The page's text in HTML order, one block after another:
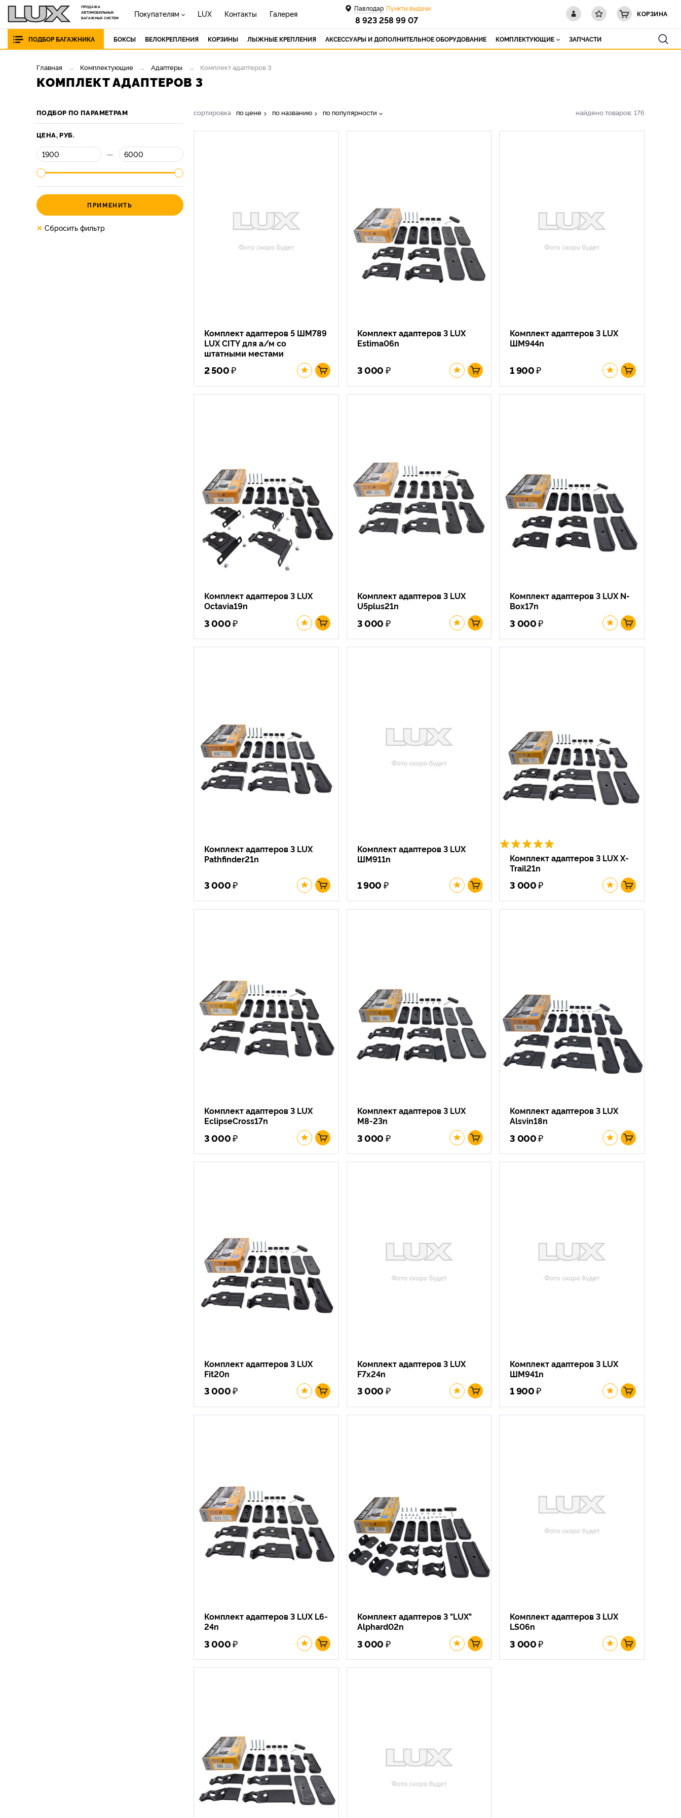
ПРОДАЖА
АВТОМОБИЛЬНЫХ
БАГАЖНЫХ СИСТЕМ
КОРЗИНА
Павлодар Пункты выдачи
8 923 258 99 07
Покупателям LUX Контакты Галерея
ПОДБОР БАГАЖНИКА БОКСЫ ВЕЛОКРЕПЛЕНИЯ КОРЗИНЫ ЛЫЖНЫЕ КРЕПЛЕНИЯ АКСЕССУАРЫ И ДОПОЛНИТЕЛЬНОЕ ОБОРУДОВАНИЕ КОМПЛЕКТУЮЩИЕ ЗАПЧАСТИ
Главная Комплектующие Адаптеры Комплект адаптеров 3
КОМПЛЕКТ АДАПТЕРОВ 3
ПОДБОР ПО ПАРАМЕТРАМ
ЦЕНА, РУБ.
—
ПРИМЕНИТЬ
× Сбросить фильтр
сортировка по цене по названию по популярности найдено товаров: 176
Комплект адаптеров 5 ШМ789
LUX CITY для а/м со
штатными местами
2 500₽
Комплект адаптеров 3 LUX
Estima06n
3 000 ₽
Комплект адаптеров 3 LUX
ШМ944n
1 900₽
Комплект адаптеров 3 LUX
Octavia19n
3 000₽
Комплект адаптеров 3 LUX
U5plus21n
3 000 ₽
Комплект адаптеров 3 LUX N-
Box17n
3 000₽
Комплект адаптеров 3 LUX
Pathfinder21n
3 000₽
Комплект адаптеров 3 LUX
ШМ911n
1 900 ₽
Комплект адаптеров 3 LUX X-
Trail21n
3 000₽
Комплект адаптеров 3 LUX
EclipseCross17n
3 000₽
Комплект адаптеров 3 LUX
M8-23n
3 000 ₽
Комплект адаптеров 3 LUX
Alsvin18n
3 000₽
Комплект адаптеров 3 LUX
Fit20n
3 000₽
Комплект адаптеров 3 LUX
F7x24n
3 000 ₽
Комплект адаптеров 3 LUX
ШМ941n
1 900₽
Комплект адаптеров 3 LUX L6-
24n
3 000₽
Комплект адаптеров 3 "LUX"
Alphard02n
3 000 ₽
Комплект адаптеров 3 LUX
LS06n
3 000₽